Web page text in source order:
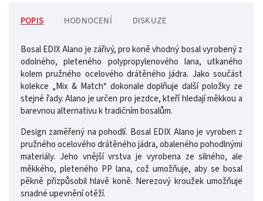
POPIS HODNOCENÍ DISKUZE
Bosal EDIX Alano je zářivý, pro koně vhodný bosal vyrobený z
odolného, ​​pleteného polypropylenového lana, utkaného
kolem pružného ocelového drátěného jádra. Jako součást
kolekce „Mix & Match“ dokonale doplňuje další položky ze
stejné řady. Alano je určen pro jezdce, kteří hledají měkkou a
barevnou alternativu k tradičním bosalům.
Design zaměřený na pohodlí. Bosal EDIX Alano je vyroben z
pružného ocelového drátěného jádra, obaleného pohodlnými
materiály. Jeho vnější vrstva je vyrobena ze silného, ​​ale
měkkého, pleteného PP lana, což umožňuje, aby se bosal
pěkně přizpůsobil hlavě koně. Nerezový kroužek umožňuje
snadné upevnění otěží.